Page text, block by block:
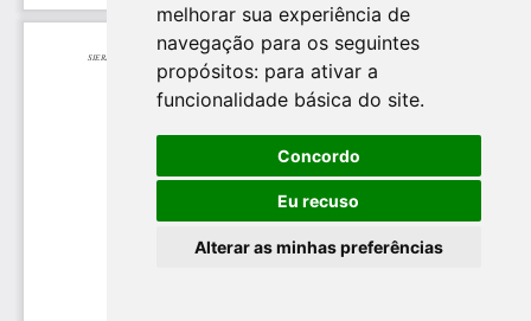
melhorar sua experiência de
navegação para os seguintes
propósitos: para ativar a
funcionalidade básica do site.
Concordo
Eu recuso
Alterar as minhas preferências